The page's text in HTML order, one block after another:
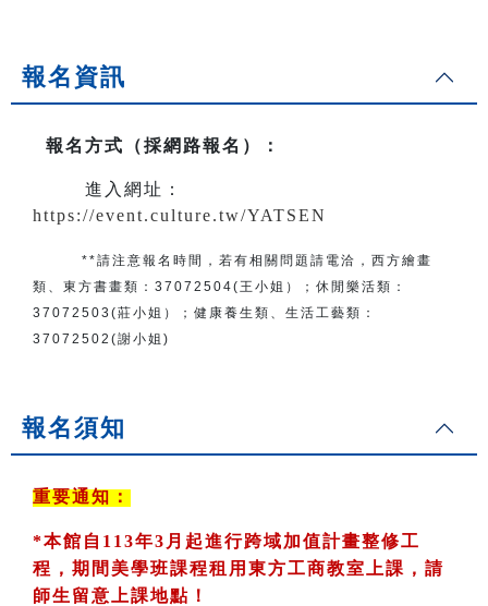
報名資訊
報名方式（採網路報名） ：
進入網址：
https://event.culture.tw/YATSEN
**請注意報名時間，若有相關問題 請電洽 ， 西方繪畫
類、東方書畫類： 37072504(王小姐） ； 休閒樂活類：
37072503(莊小姐）； 健康養生類、生活工藝類：
37072502(謝小姐)
報名須知
重要通知：
*本館自113年3月起進行跨域加值計畫整修工
程，期間美學班課程租用東方工商教室
上課，請
師生留意上課地點！